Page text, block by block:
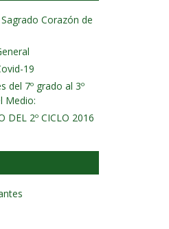
Corazón de
19
del 7º grado al 3º
Medio:
DEL 2º CICLO 2016